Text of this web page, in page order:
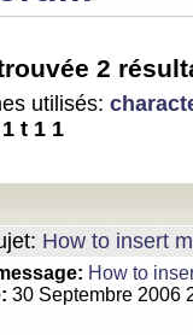
2
utilisés:
1 t 1 1
How to insert
How to
30 Septembre 2006